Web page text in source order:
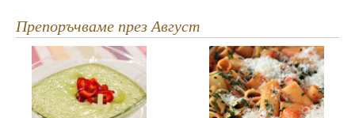
Препоръчваме през Август